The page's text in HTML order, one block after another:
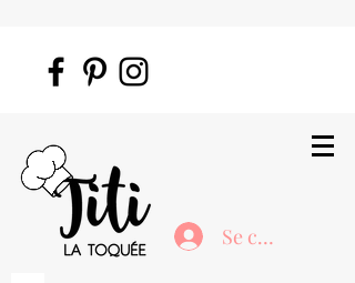
Se connecter